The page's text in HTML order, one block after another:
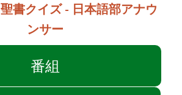
聖書クイズ - 日本語部アナウ
ンサー
番組